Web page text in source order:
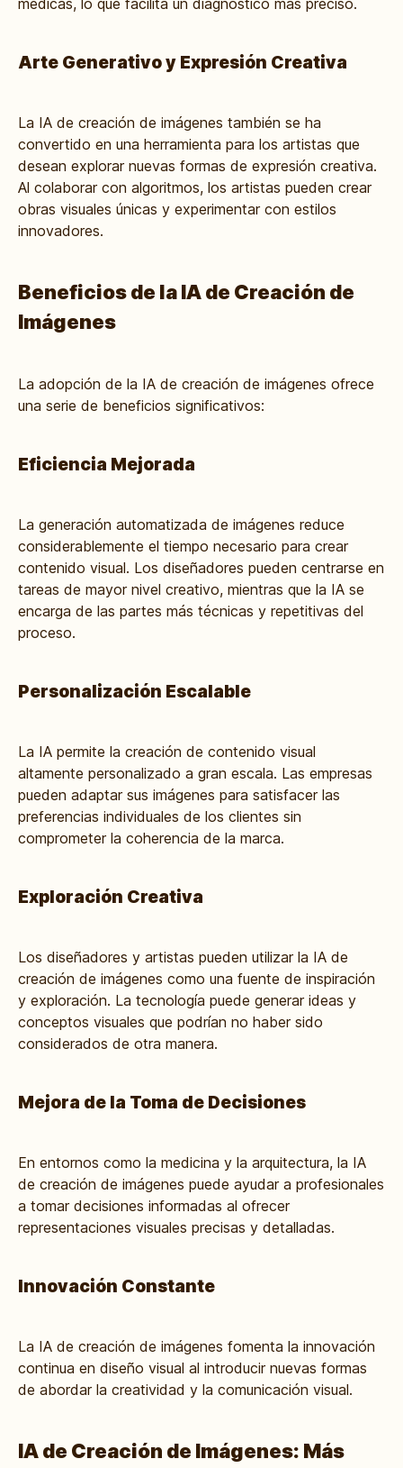
médicas, lo que facilita un diagnóstico más preciso.
Arte Generativo y Expresión Creativa
La IA de creación de imágenes también se ha
convertido en una herramienta para los artistas que
desean explorar nuevas formas de expresión creativa.
Al colaborar con algoritmos, los artistas pueden crear
obras visuales únicas y experimentar con estilos
innovadores.
Beneficios de la IA de Creación de
Imágenes
La adopción de la IA de creación de imágenes ofrece
una serie de beneficios significativos:
Eficiencia Mejorada
La generación automatizada de imágenes reduce
considerablemente el tiempo necesario para crear
contenido visual. Los diseñadores pueden centrarse en
tareas de mayor nivel creativo, mientras que la IA se
encarga de las partes más técnicas y repetitivas del
proceso.
Personalización Escalable
La IA permite la creación de contenido visual
altamente personalizado a gran escala. Las empresas
pueden adaptar sus imágenes para satisfacer las
preferencias individuales de los clientes sin
comprometer la coherencia de la marca.
Exploración Creativa
Los diseñadores y artistas pueden utilizar la IA de
creación de imágenes como una fuente de inspiración
y exploración. La tecnología puede generar ideas y
conceptos visuales que podrían no haber sido
considerados de otra manera.
Mejora de la Toma de Decisiones
En entornos como la medicina y la arquitectura, la IA
de creación de imágenes puede ayudar a profesionales
a tomar decisiones informadas al ofrecer
representaciones visuales precisas y detalladas.
Innovación Constante
La IA de creación de imágenes fomenta la innovación
continua en diseño visual al introducir nuevas formas
de abordar la creatividad y la comunicación visual.
IA de Creación de Imágenes: Más